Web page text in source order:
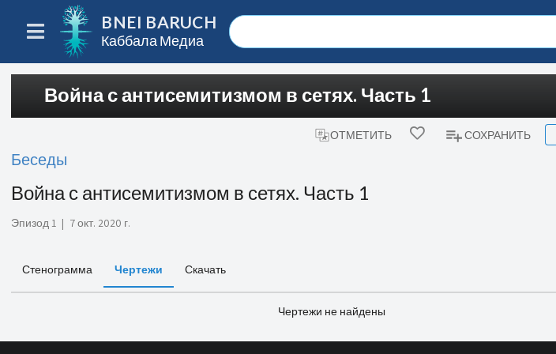
BNEI BARUCH
Каббала Медиа
Война с антисемитизмом в сетях. Часть 1
ОТМЕТИТЬ СОХРАНИТЬ
Беседы
Война с антисемитизмом в сетях. Часть 1
Эпизод 1 | 7 окт. 2020 г.
Стенограмма Чертежи Скачать
Чертежи не найдены